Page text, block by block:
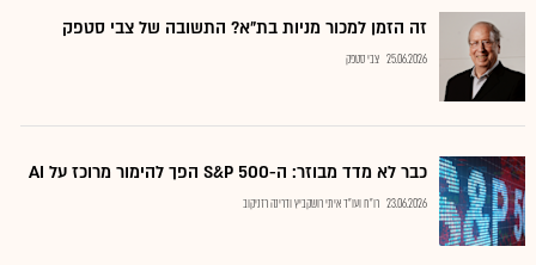
זה הזמן למכור מניות בת"א? התשובה של צבי סטפק
25.06.2026 צבי סטפק
כבר לא מדד מבוזר: ה-S&P 500 הפך להימור מרוכז על AI
23.06.2026 רו"ח ועו"ד איתי רושקביץ ודרינה רזניקוב